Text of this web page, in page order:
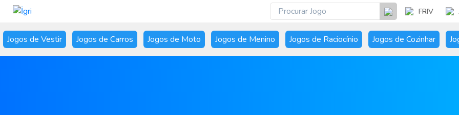
FRIV
Jogos de Vestir Jogos de Carros Jogos de Moto Jogos de Menino Jogos de Raciocínio Jogos de Cozinhar